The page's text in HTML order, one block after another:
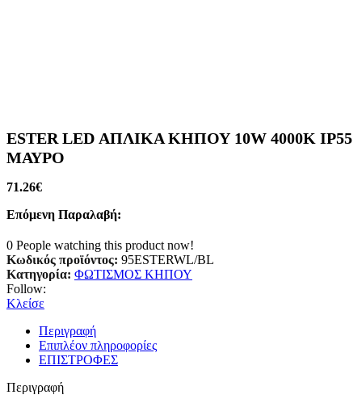
ESTER LED ΑΠΛΙΚΑ ΚΗΠΟΥ 10W 4000K IP55
ΜΑΥΡΟ
71.26€
Επόμενη Παραλαβή:
0 People watching this product now!
Κωδικός προϊόντος: 95ESTERWL/BL
Κατηγορία: ΦΩΤΙΣΜΟΣ ΚΗΠΟΥ
Follow:
Κλείσε
Περιγραφή
Επιπλέον πληροφορίες
ΕΠΙΣΤΡΟΦΕΣ
Περιγραφή